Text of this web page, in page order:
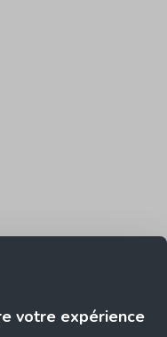
votre expérience